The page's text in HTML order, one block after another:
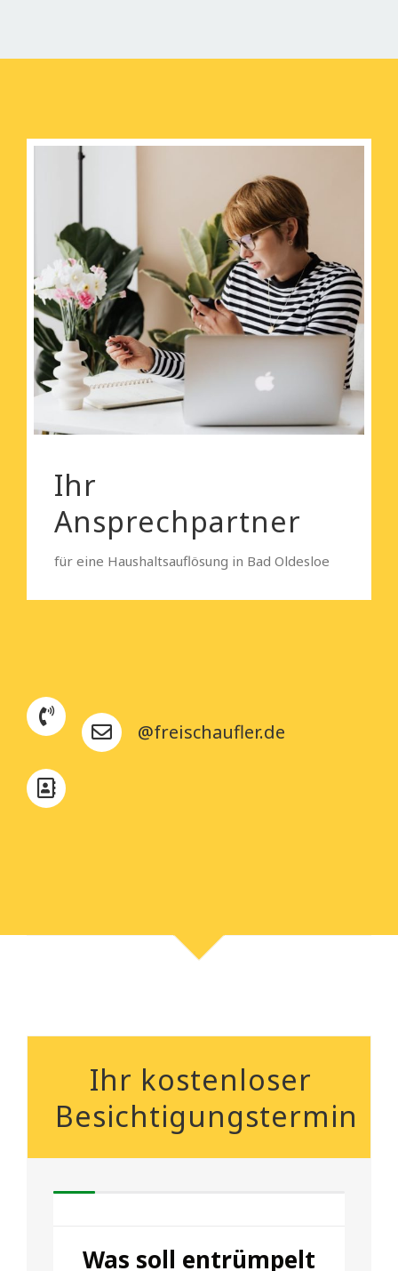
Ihr
Ansprechpartner
für eine Haushaltsauflösung in Bad Oldesloe
@freischaufler.de
Ihr kostenloser
Besichtigungstermin